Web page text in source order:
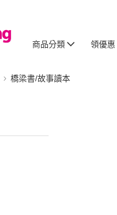
商品分類 領優惠
橋梁書/故事讀本